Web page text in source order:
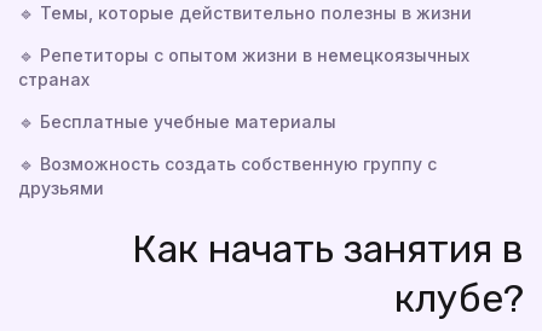
🔹 Темы, которые действительно полезны в жизни
🔹 Репетиторы с опытом жизни в немецкоязычных
странах
🔹 Бесплатные учебные материалы
🔹 Возможность создать собственную группу с
друзьями
Как начать занятия в
клубе?